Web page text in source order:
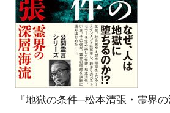
『地獄の条件─松本清張・霊界の